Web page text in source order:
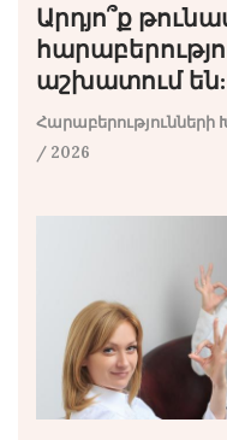
Արդյո՞ք
աշխատում են:
Հարաբերությունների
/ 2026